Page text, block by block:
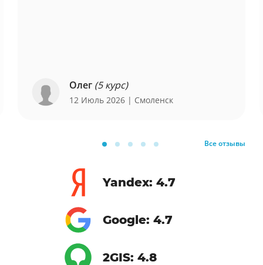
Олег (5 курс)
12 Июль 2026 | Смоленск
Все отзывы
Yandex: 4.7
Google: 4.7
2GIS: 4.8